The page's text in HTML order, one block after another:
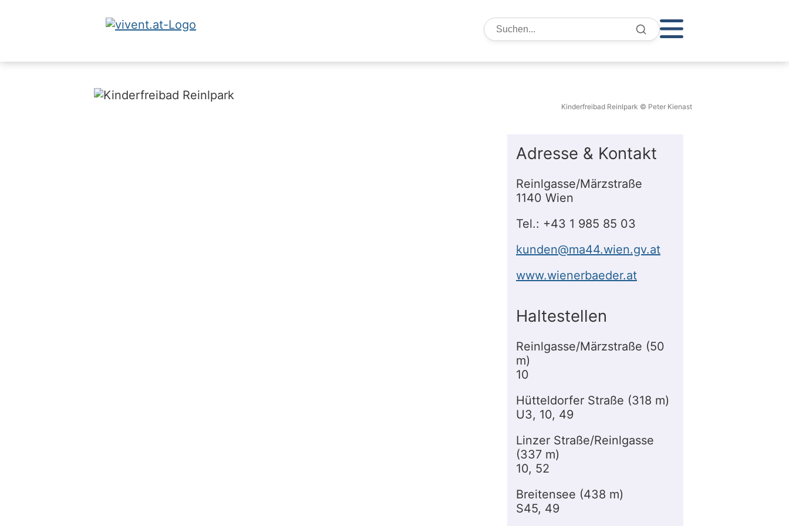
Suche
Kinderfreibad Reinlpark © Peter Kienast
Adresse & Kontakt
Reinlgasse/Märzstraße
1140 Wien
Tel.: +43 1 985 85 03
kunden@ma44.wien.gv.at
www.wienerbaeder.at
Haltestellen
Reinlgasse/Märzstraße (50
m)
10
Hütteldorfer Straße (318 m)
U3, 10, 49
Linzer Straße/Reinlgasse
(337 m)
10, 52
Breitensee (438 m)
S45, 49